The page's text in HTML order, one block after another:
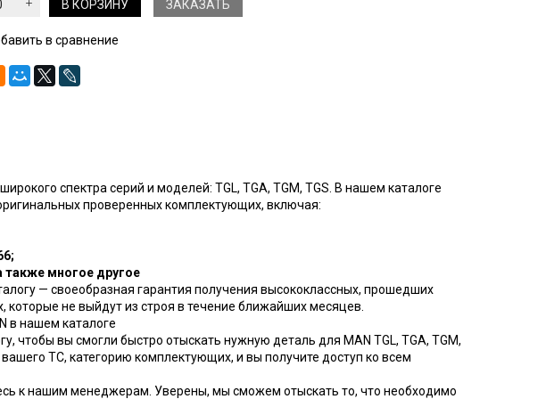
В КОРЗИНУ ЗАКАЗАТЬ
в сравнение
спектра серий и моделей: TGL, TGA, TGM, TGS. В нашем каталоге
проверенных комплектующих, включая:
также многое другое
— своеобразная гарантия получения высококлассных, прошедших
не выйдут из строя в течение ближайших месяцев.
в нашем каталоге
чтобы вы смогли быстро отыскать нужную деталь для MAN TGL, TGA, TGM,
ТС, категорию комплектующих, и вы получите доступ ко всем
к нашим менеджерам. Уверены, мы сможем отыскать то, что необходимо